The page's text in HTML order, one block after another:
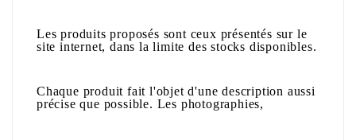
Les produits proposés sont ceux présentés sur le
site internet, dans la limite des stocks disponibles.
Chaque produit fait l'objet d'une description aussi
précise que possible. Les photographies,